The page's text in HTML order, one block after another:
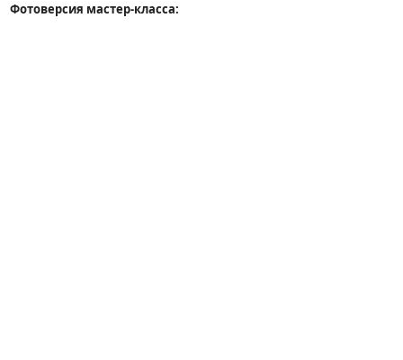
Фотоверсия мастер-класса: